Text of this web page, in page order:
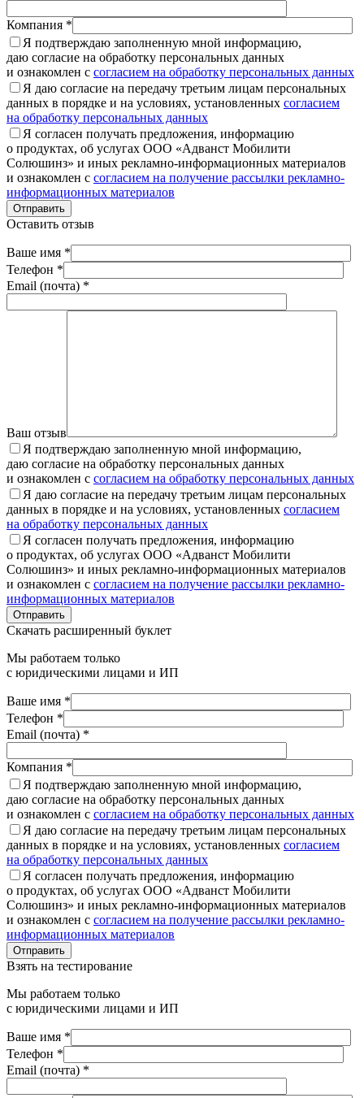
Компания *
Я подтверждаю заполненную мной информацию,
даю согласие на обработку персональных данных
и ознакомлен с согласием на обработку персональных данных
Я даю согласие на передачу третьим лицам персональных
данных в порядке и на условиях, установленных согласием
на обработку персональных данных
Я согласен получать предложения, информацию
о продуктах, об услугах ООО «Адванст Мобилити
Солюшинз» и иных рекламно-информационных материалов
и ознакомлен с согласием на получение рассылки рекламно-
информационных материалов
Отправить
Оставить отзыв
Ваше имя *
Телефон *
Email (почта) *
Ваш отзыв
Я подтверждаю заполненную мной информацию,
даю согласие на обработку персональных данных
и ознакомлен с согласием на обработку персональных данных
Я даю согласие на передачу третьим лицам персональных
данных в порядке и на условиях, установленных согласием
на обработку персональных данных
Я согласен получать предложения, информацию
о продуктах, об услугах ООО «Адванст Мобилити
Солюшинз» и иных рекламно-информационных материалов
и ознакомлен с согласием на получение рассылки рекламно-
информационных материалов
Отправить
Скачать расширенный буклет
Мы работаем только
с юридическими лицами и ИП
Ваше имя *
Телефон *
Email (почта) *
Компания *
Я подтверждаю заполненную мной информацию,
даю согласие на обработку персональных данных
и ознакомлен с согласием на обработку персональных данных
Я даю согласие на передачу третьим лицам персональных
данных в порядке и на условиях, установленных согласием
на обработку персональных данных
Я согласен получать предложения, информацию
о продуктах, об услугах ООО «Адванст Мобилити
Солюшинз» и иных рекламно-информационных материалов
и ознакомлен с согласием на получение рассылки рекламно-
информационных материалов
Отправить
Взять на тестирование
Мы работаем только
с юридическими лицами и ИП
Ваше имя *
Телефон *
Email (почта) *